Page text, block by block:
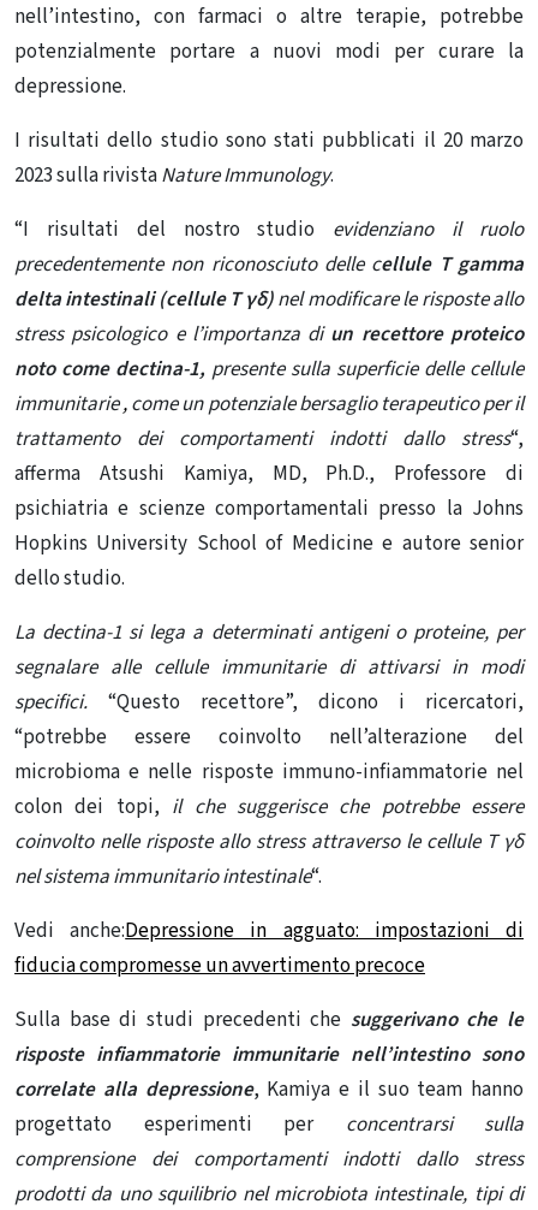
nell’intestino, con farmaci o altre terapie, potrebbe
potenzialmente portare a nuovi modi per curare la
depressione.
I risultati dello studio sono stati pubblicati il ​​20 marzo
2023 sulla rivistaNature Immunology.
“I risultati del nostro studio evidenziano il ruolo
precedentemente non riconosciuto delle cellule T gamma
delta intestinali (cellule T γδ)nel modificare le risposte allo
stress psicologico e l’importanza di un recettore proteico
noto come dectina-1, presente sulla superficie delle cellule
immunitarie,come un potenziale bersaglio terapeutico per il
trattamento dei comportamenti indotti dallo stress“,
afferma Atsushi Kamiya, MD, Ph.D., Professore di
psichiatria e scienze comportamentali presso la Johns
Hopkins University School of Medicine e autore senior
dello studio.
La dectina-1 si lega a determinati antigeni o proteine, per
segnalare alle cellule immunitarie di attivarsi in modi
specifici. “Questo recettore”, dicono i ricercatori,
“potrebbe essere coinvolto nell’alterazione del
microbioma e nelle risposte immuno-infiammatorie nel
colon dei topi, il che suggerisce che potrebbe essere
coinvolto nelle risposte allo stress attraverso le cellule T γδ
nel sistema immunitario intestinale“.
Vedi anche:Depressione in agguato: impostazioni di
fiducia compromesse un avvertimento precoce
Sulla base di studi precedenti che suggerivano che le
risposte infiammatorie immunitarie nell’intestino sono
correlate alla depressione, Kamiya e il suo team hanno
progettato esperimenti per concentrarsi sulla
comprensione dei comportamenti indotti dallo stress
prodotti da uno squilibrio nelmicrobiota intestinale, tipi di